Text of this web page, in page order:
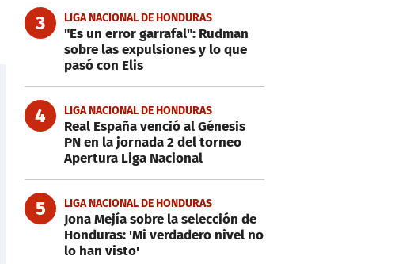
3 LIGA NACIONAL DE HONDURAS
"Es un error garrafal": Rudman
sobre las expulsiones y lo que
pasó con Elis
4 LIGA NACIONAL DE HONDURAS
Real España venció al Génesis
PN en la jornada 2 del torneo
Apertura Liga Nacional
5 LIGA NACIONAL DE HONDURAS
Jona Mejía sobre la selección de
Honduras: 'Mi verdadero nivel no
lo han visto'